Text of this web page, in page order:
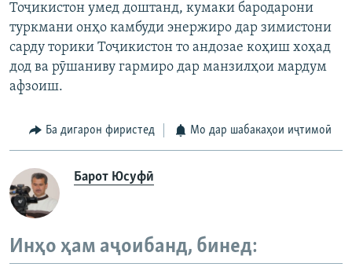
Тоҷикистон умед доштанд, кумаки бародарони
туркмани онҳо камбуди энержиро дар зимистони
сарду торики Тоҷикистон то андозае коҳиш хоҳад
дод ва рӯшаниву гармиро дар манзилҳои мардум
афзоиш.
Ба дигарон фиристед Мо дар шабакаҳои иҷтимоӣ
Барот Юсуфӣ
Инҳо ҳам аҷоибанд, бинед: